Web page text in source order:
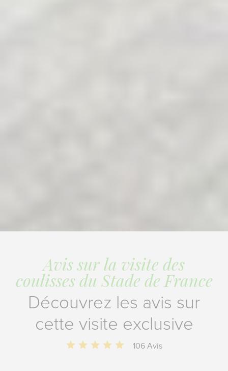
Avis sur la visite des
coulisses du Stade de France
Découvrez les avis sur
cette visite exclusive
106 Avis